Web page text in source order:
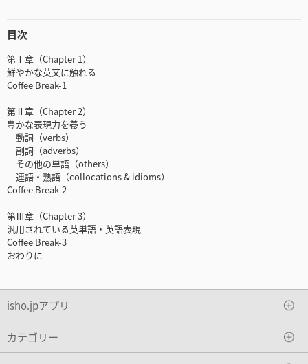
目次
第Ⅰ章（Chapter 1）
鮮やかな英文に触れる
Coffee Break-1
第Ⅱ章（Chapter 2）
豊かな表現力を養う
動詞（verbs）
副詞（adverbs）
その他の単語（others）
連語・熟語（collocations & idioms）
Coffee Break-2
第Ⅲ章（Chapter 3）
汎用されている英単語・英語表現
Coffee Break-3
おわりに
isho.jpアプリ
カテゴリー